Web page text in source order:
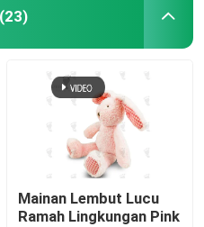
(23)
Mainan Lembut Lucu
Ramah Lingkungan Pink